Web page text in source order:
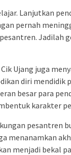
Lanjutkan
pernah
Jadilah
Ujang juga
diri mendidik
besar para
karakter
pesantren
menanamkan
menjadi bekal